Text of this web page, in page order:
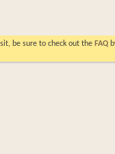
be sure to check out the FAQ